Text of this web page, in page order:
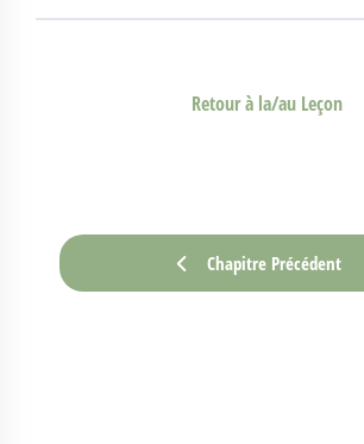
Chapitre Précédent
Retour à la/au Leçon